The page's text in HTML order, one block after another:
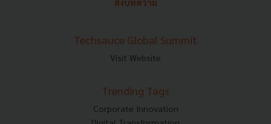
ส่งบทความ
Techsauce Global Summit
Visit Website
Trending Tags
Corporate Innovation